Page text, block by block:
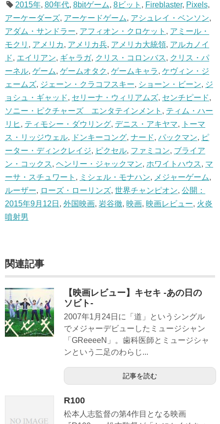
2015年, 80年代, 8bitゲーム, 8ビット , Fireblaster, Pixels,
アーケーダーズ, アーケードゲーム, アシュレイ・ベンソン,
アダム・サンドラー, アフィオン・クロケット , アミール・
モクリ , アメリカ, アメリカ兵, アメリカ大統領, アルカノイ
ド, エイリアン, ギャラガ, クリス・コロンバス, クリス・パ
ーネル, ゲーム, ゲームオタク , ゲームキャラ, ケヴィン・ジ
ェームズ, ジェーン・クラコフスキー, ショーン・ビーン, ジ
ョシュ・ギャッド, セリーナ・ウィリアムズ, センチピード,
ソニー・ピクチャーズ エンタテインメント , ティム・ハー
リヒ , ティモシー・ダウリング, デニス・アキヤマ,
トーマ
ス・リッジウェル, ドンキーコング, ナード, パックマン, ピ
ーター・ディンクレイジ, ピクセル, ファミコン, ブライア
ン・コックス, ヘンリー・ジャックマン, ホワイトハウス, マ
ーサ・スチュワート , ミシェル・モナハン, メジャーゲーム,
ルーザー, ローズ・ローリンズ, 世界チャンピオン, 公開：
2015年9月12日 , 外国映画, 岩谷徹, 映画, 映画レビュー, 火炎
噴射男
関連記事
【映画レビュー】キセキ -あの日の
ソビト-
2007年1月24日に「道」というシングル
でメジャーデビューしたミュージシャン
「GReeeeN」。歯科医師とミュージシャ
ンという二足のわらじ...
記事を読む
R100
松本人志監督の第4作目となる映画